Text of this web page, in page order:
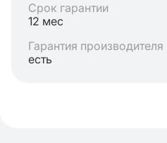
Срок гарантии
12 мес
Гарантия производителя
есть